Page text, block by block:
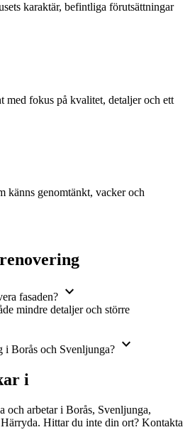
karaktär, befintliga förutsättningar
med fokus på kvalitet, detaljer och ett
känns genomtänkt, vacker och
fasaden? expand_more
mindre detaljer och större
i Borås och Svenljunga? expand_more
i
och arbetar i Borås, Svenljunga,
Hittar du inte din ort? Kontakta